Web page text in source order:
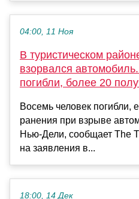
04:00, 11 Ноя
В туристическом
взорвался
погибли, более 20
Восемь человек погибли,
ранения при взрыве
Нью-Дели, сообщает The
на заявления в...
18:00, 14 Дек